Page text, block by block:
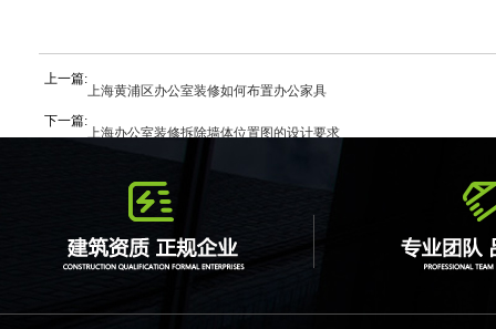
上一篇:上海黄浦区办公室装修如何布置办公家具
下一篇:上海办公室装修拆除墙体位置图的设计要求